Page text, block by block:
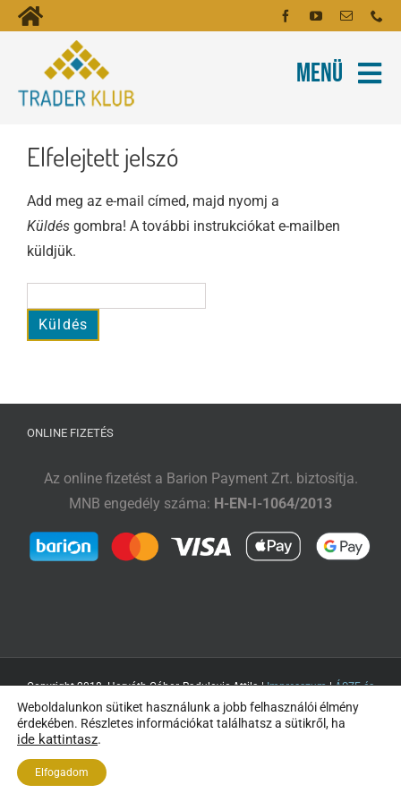
Kihagyás
Toggle
Navigation
Kezdőoldal
Fiókom
Kapcsolat
Menü
Oktatóanyagok
Tartalmak
Adósegéd
Elfelejtett jelszó
Add meg az e-mail címed, majd nyomj a
Küldés gombra! A további instrukciókat e-mailben
küldjük.
ONLINE FIZETÉS
Az online fizetést a Barion Payment Zrt. biztosítja.
MNB engedély száma: H-EN-I-1064/2013
Copyright 2018- Horváth Gábor, Radulovic Attila |Impresszum|ÁSZF és
Adatvédelem| Minden jog fenntartva
Weboldalunkon sütiket használunk a jobb felhasználói élmény
érdekében. Részletes információkat találhatsz a sütikről, ha
ide kattintasz.
Elfogadom